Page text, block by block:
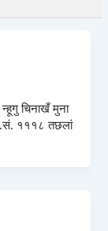
चिनाखँ मुना
१११८ तछलां